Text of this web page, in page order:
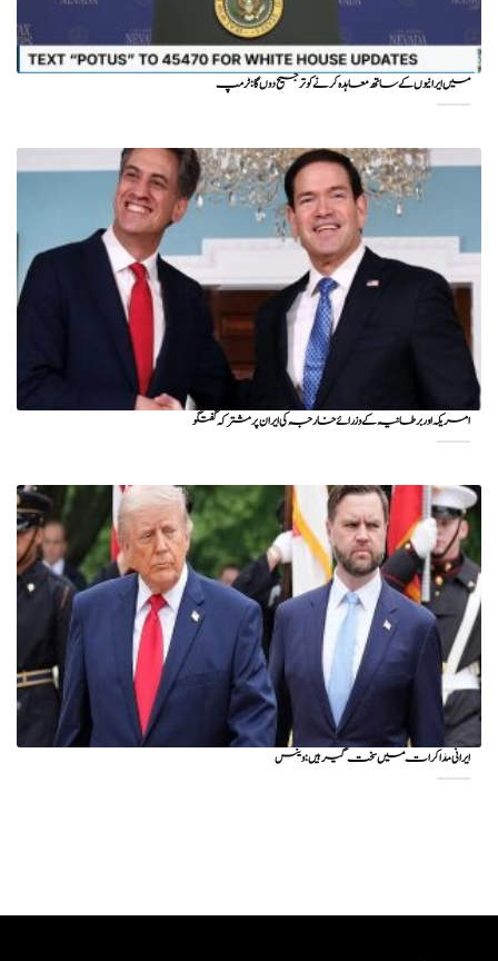
میں ایرانیوں کے ساتھ معاہدہ کرنے کو ترجیح دوں گا : ٹرمپ
امریکہ اور برطانیہ کے وزرائے خارجہ کی ایران پر مشترکہ گفتگو
ایرانی مذاکرات میں سخت گیر ہیں: وینس